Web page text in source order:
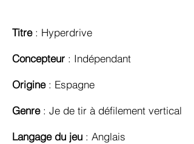
Titre: Hyperdrive
Concepteur : Indépendant
Origine: Espagne
Genre: Je de tir à défilement vertical
Langage du jeu : Anglais